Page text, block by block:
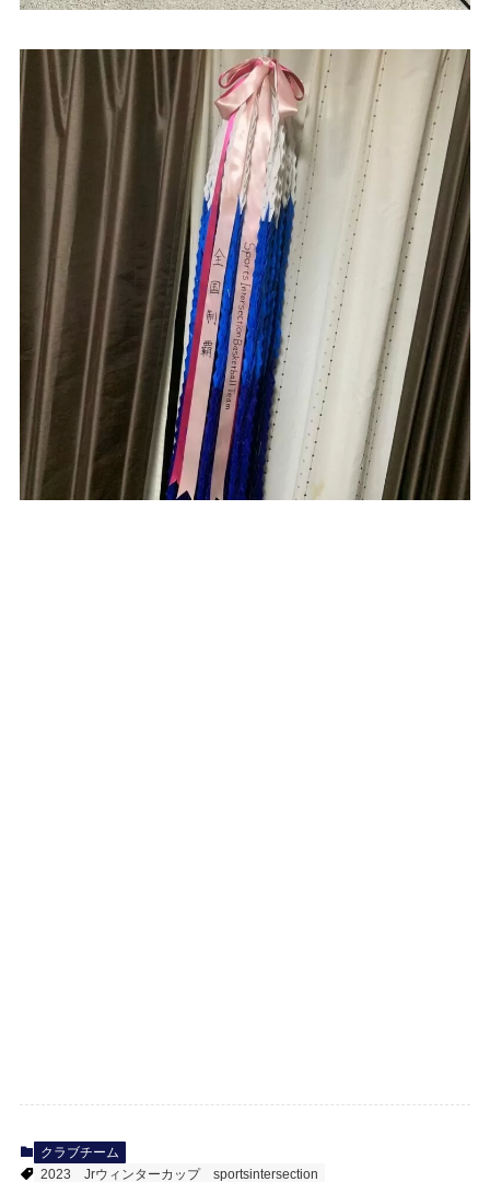
クラブチーム
2023
Jrウィンターカップ
sportsintersection